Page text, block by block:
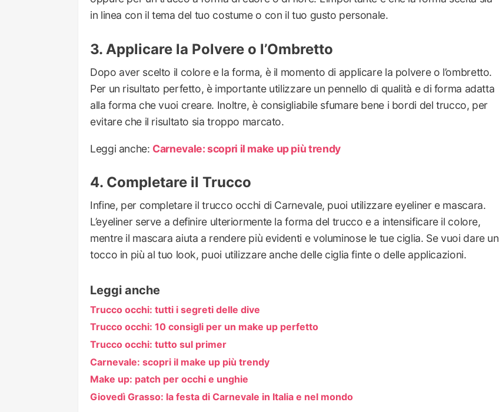
in linea con il tema del tuo costume o con il tuo gusto personale.
Applicare la Polvere o l’Ombretto
Dopo aver scelto il colore e la forma, è il momento di applicare la polvere o l’ombretto.
Per un risultato perfetto, è importante utilizzare un pennello di qualità e di forma adatta
alla forma che vuoi creare. Inoltre, è consigliabile sfumare bene i bordi del trucco, per
evitare che il risultato sia troppo marcato.
Leggi anche: Carnevale: scopri il make up più trendy
Completare il Trucco
Infine, per completare il trucco occhi di Carnevale, puoi utilizzare eyeliner e mascara.
L’eyeliner serve a definire ulteriormente la forma del trucco e a intensificare il colore,
mentre il mascara aiuta a rendere più evidenti e voluminose le tue ciglia. Se vuoi dare un
tocco in più al tuo look, puoi utilizzare anche delle ciglia finte o delle applicazioni.
Leggi anche
Trucco occhi: tutti i segreti delle dive
Trucco occhi: 10 consigli per un make up perfetto
Trucco occhi: tutto sul primer
Carnevale: scopri il make up più trendy
Make up: patch per occhi e unghie
Giovedì Grasso: la festa di Carnevale in Italia e nel mondo